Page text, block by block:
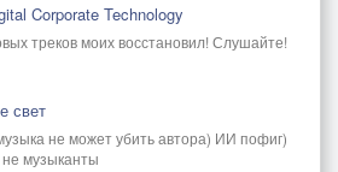
Corporate Technology
треков моих восстановил! Слушайте!
свет
не может убить автора) ИИ пофиг)
музыканты